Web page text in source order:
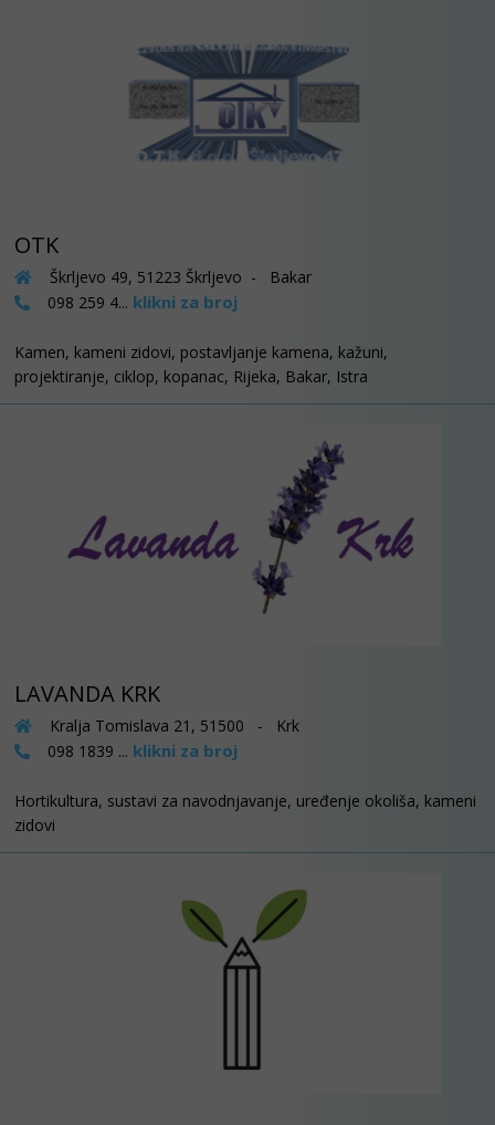
OTK
Škrljevo 49, 51223 Škrljevo - Bakar
098 259 4... klikni za broj
Kamen, kameni zidovi, postavljanje kamena, kažuni,
projektiranje, ciklop, kopanac, Rijeka, Bakar, Istra
LAVANDA KRK
Kralja Tomislava 21, 51500 - Krk
098 1839 ... klikni za broj
Hortikultura, sustavi za navodnjavanje, uređenje okoliša, kameni
zidovi